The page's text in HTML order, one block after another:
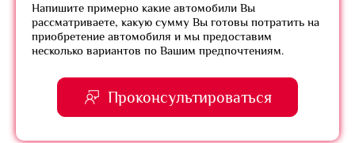
Напишите примерно какие автомобили Вы
рассматриваете, какую сумму Вы готовы потратить на
приобретение автомобиля и мы предоставим
несколько вариантов по Вашим предпочтениям.
Проконсультироваться